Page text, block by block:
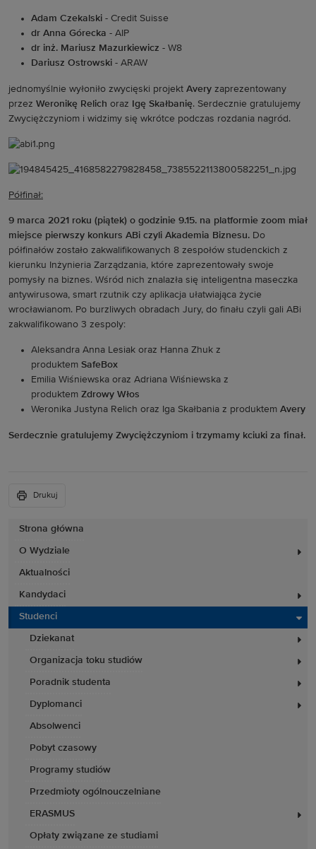
Strona główna
O Wydziale
Aktualności
Kandydaci
Studenci
Dziekanat
Organizacja toku studiów
Poradnik studenta
Dyplomanci
Absolwenci
Pobyt czasowy
Programy studiów
Przedmioty ogólnouczelniane
ERASMUS
Opłaty związane ze studiami
Adam Czekalski - Credit Suisse
dr Anna Górecka - AIP
dr inż. Mariusz Mazurkiewicz - W8
Dariusz Ostrowski - ARAW
jednomyślnie wyłoniło zwycięski projekt Avery zaprezentowany
przez Weronikę Relich oraz Igę Skałbanię. Serdecznie gratulujemy
Zwyciężczyniom i widzimy się wkrótce podczas rozdania nagród.
Półfinał:
9 marca 2021 roku (piątek) o godzinie 9.15. na platformie zoom miał
miejsce pierwszy konkurs ABi czyli Akademia Biznesu. Do
półfinałów zostało zakwalifikowanych 8 zespołów studenckich z
kierunku Inżynieria Zarządzania, które zaprezentowały swoje
pomysły na biznes. Wśród nich znalazła się inteligentna maseczka
antywirusowa, smart rzutnik czy aplikacja ułatwiająca życie
wrocławianom. Po burzliwych obradach Jury, do finału czyli gali ABi
zakwalifikowano 3 zespoly:
Aleksandra Anna Lesiak oraz Hanna Zhuk z
produktem SafeBox
Emilia Wiśniewska oraz Adriana Wiśniewska z
produktem Zdrowy Włos
Weronika Justyna Relich oraz Iga Skałbania z produktem Avery
Serdecznie gratulujemy Zwyciężczyniom i trzymamy kciuki za finał.
Drukuj